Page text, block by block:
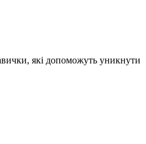
які допоможуть уникнути